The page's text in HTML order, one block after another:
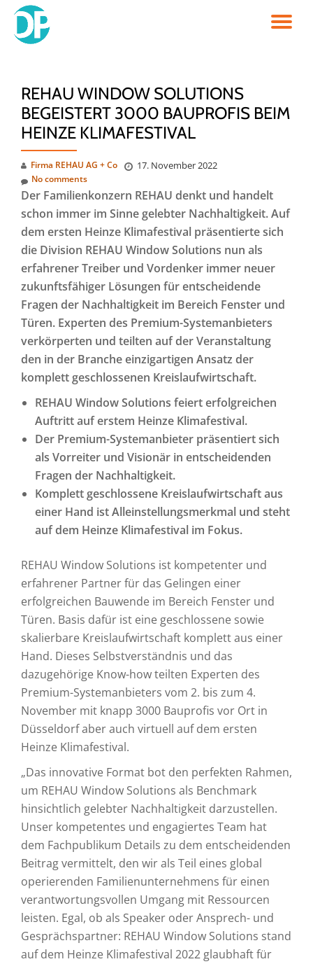
Skip
REHAU WINDOW SOLUTIONS
BEGEISTERT 3000 BAUPROFIS BEIM
HEINZE KLIMAFESTIVAL
Firma REHAU AG + Co 17. November 2022
No comments
Der Familienkonzern REHAU denkt und handelt
schon immer im Sinne gelebter Nachhaltigkeit. Auf
dem ersten Heinze Klimafestival präsentierte sich
die Division REHAU Window Solutions nun als
erfahrener Treiber und Vordenker immer neuer
zukunftsfähiger Lösungen für entscheidende
Fragen der Nachhaltigkeit im Bereich Fenster und
Türen. Experten des Premium-Systemanbieters
verkörperten und teilten auf der Veranstaltung
den in der Branche einzigartigen Ansatz der
komplett geschlossenen Kreislaufwirtschaft.
REHAU Window Solutions feiert erfolgreichen
Auftritt auf erstem Heinze Klimafestival.
Der Premium-Systemanbieter präsentiert sich
als Vorreiter und Visionär in entscheidenden
Fragen der Nachhaltigkeit.
Komplett geschlossene Kreislaufwirtschaft aus
einer Hand ist Alleinstellungsmerkmal und steht
auf dem Heinze Klimafestival im Fokus.
REHAU Window Solutions ist kompetenter und
erfahrener Partner für das Gelingen einer
erfolgreichen Bauwende im Bereich Fenster und
Türen. Basis dafür ist eine geschlossene sowie
skalierbare Kreislaufwirtschaft komplett aus einer
Hand. Dieses Selbstverständnis und das
dazugehörige Know-how teilten Experten des
Premium-Systemanbieters vom 2. bis zum 4.
November mit knapp 3000 Bauprofis vor Ort in
Düsseldorf aber auch virtuell auf dem ersten
Heinze Klimafestival.
„Das innovative Format bot den perfekten Rahmen,
um REHAU Window Solutions als Benchmark
hinsichtlich gelebter Nachhaltigkeit darzustellen.
Unser kompetentes und engagiertes Team hat
dem Fachpublikum Details zu dem entscheidenden
Beitrag vermittelt, den wir als Teil eines global
operierenden Familienunternehmens für einen
verantwortungsvollen Umgang mit Ressourcen
leisten. Egal, ob als Speaker oder Ansprech- und
Gesprächspartner: REHAU Window Solutions stand
auf dem Heinze Klimafestival 2022 glaubhaft für